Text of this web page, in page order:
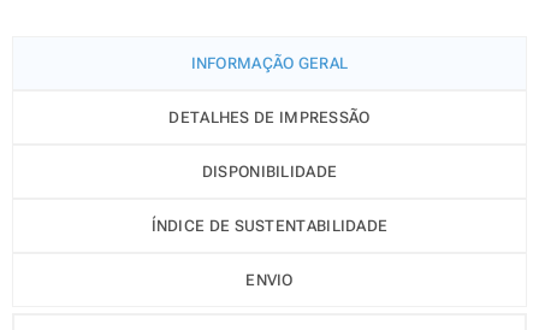
INFORMAÇÃO GERAL
DETALHES DE IMPRESSÃO
DISPONIBILIDADE
ÍNDICE DE SUSTENTABILIDADE
ENVIO